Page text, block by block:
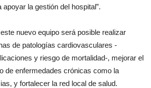
la gestión del hospital”.
nuevo equipo será posible realizar
de patologías cardiovasculares -
y riesgo de mortalidad-, mejorar el
de enfermedades crónicas como la
y fortalecer la red local de salud.